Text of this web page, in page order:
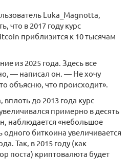
Luka_Magnotta,
что в 2017 году курс
приблизится к 10 тысячам
из 2025 года. Здесь все
— написал он. — Не хочу
объясню, что происходит».
до 2013 года курс
примерно в десять
наблюдается «небольшое
биткоина увеличивается
Так, в 2015 году (как
поста) криптовалюта будет